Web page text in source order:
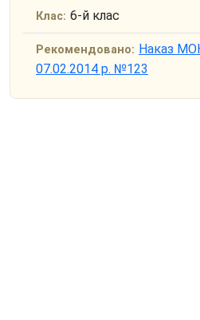
Клас: 6-й клас
Рекомендовано: Наказ
07.02.2014 р. №123